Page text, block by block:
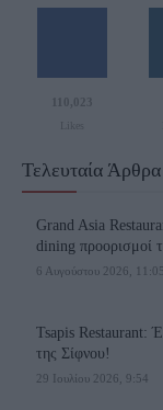
110,023
Τελευταία Άρθρα
Grand Asia
dining προορισμοί
6 Αυγούστου 2026, 11:05
Tsapis Restaurant:
της Σίφνου!
29 Ιουλίου 2026, 9:54